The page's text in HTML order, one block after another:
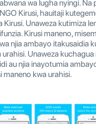
wa lugha nyingi. Na
Kirusi, hauitaji
Kirusi. Unaweza kutimiza
Kirusi maneno,
njia ambayo itakusaidia
urahisi. Unaweza
au njia inayotumia
maneno kwa urahisi.